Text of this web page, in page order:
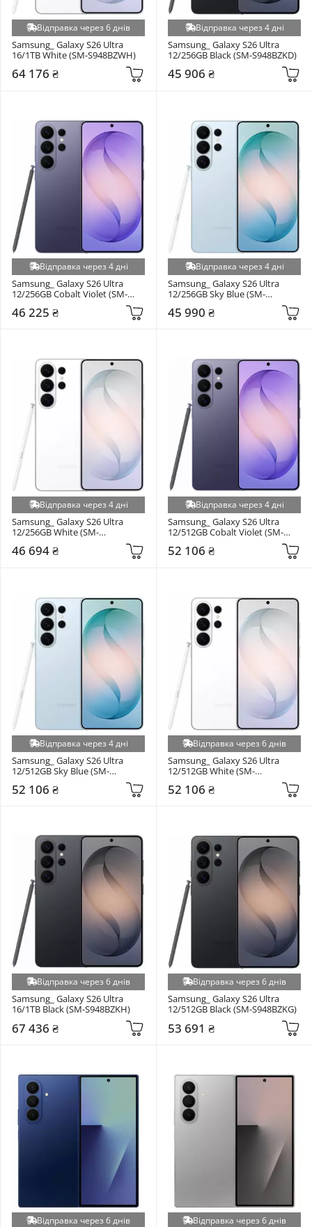
Відправка через 6 днів
Samsung_ Galaxy S26 Ultra
16/1TB White (SM-S948BZWH)
64 176 ₴
Відправка через 4 дні
Samsung_ Galaxy S26 Ultra
12/256GB Black (SM-S948BZKD)
45 906 ₴
Відправка через 4 дні
Samsung_ Galaxy S26 Ultra
12/256GB Cobalt Violet (SM-
46 225 ₴
Відправка через 4 дні
Samsung_ Galaxy S26 Ultra
12/256GB Sky Blue (SM-
45 990 ₴
Відправка через 4 дні
Samsung_ Galaxy S26 Ultra
12/256GB White (SM-
46 694 ₴
Відправка через 4 дні
Samsung_ Galaxy S26 Ultra
12/512GB Cobalt Violet (SM-
52 106 ₴
Відправка через 4 дні
Samsung_ Galaxy S26 Ultra
12/512GB Sky Blue (SM-
52 106 ₴
Відправка через 6 днів
Samsung_ Galaxy S26 Ultra
12/512GB White (SM-
52 106 ₴
Відправка через 6 днів
Samsung_ Galaxy S26 Ultra
16/1TB Black (SM-S948BZKH)
67 436 ₴
Відправка через 6 днів
Samsung_ Galaxy S26 Ultra
12/512GB Black (SM-S948BZKG)
53 691 ₴
Відправка через 6 днів Відправка через 6 днів